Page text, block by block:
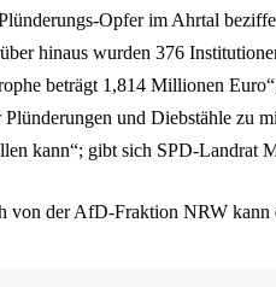
Opfer im Ahrtal
hinaus wurden 376
beträgt 1,814 Millionen
und Diebstähle zu
kann“; gibt sich SPD-Landrat
von der AfD-Fraktion NRW kann